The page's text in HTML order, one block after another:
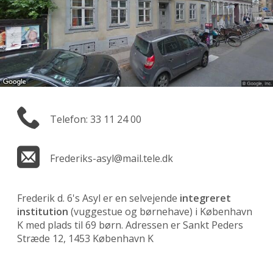
Telefon: 33 11 24 00
Frederiks-asyl@mail.tele.dk
Frederik d. 6's Asyl er en selvejende integreret
institution (vuggestue og børnehave) i København
K med plads til 69 børn. Adressen er Sankt Peders
Stræde 12, 1453 København K